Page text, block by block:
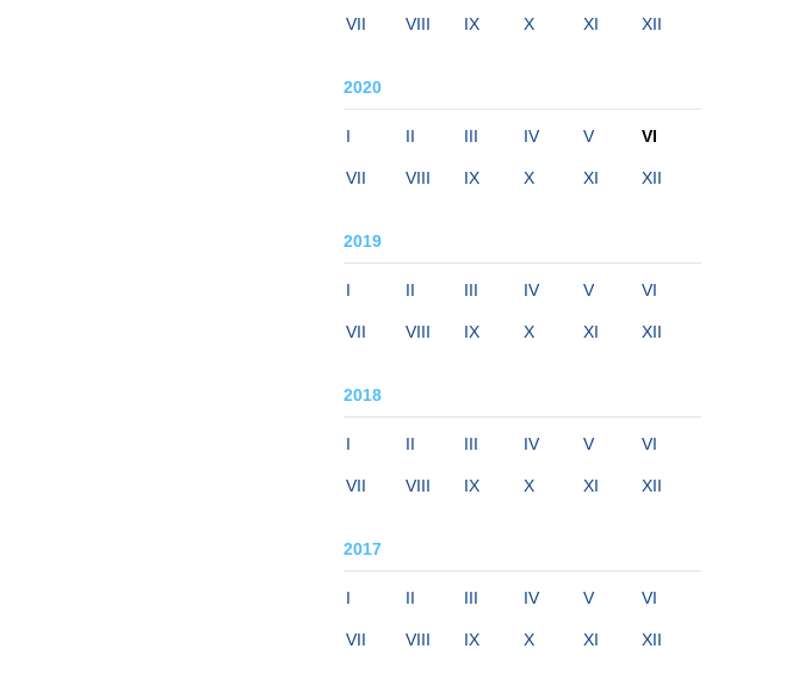
VII VIII IX X XI XII
2020
I II III IV V VI
VII VIII IX X XI XII
2019
I II III IV V VI
VII VIII IX X XI XII
2018
I II III IV V VI
VII VIII IX X XI XII
2017
I II III IV V VI
VII VIII IX X XI XII